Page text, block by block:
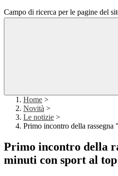
Campo di ricerca per le pagine del
Home >
Novità >
Le notizie >
Primo incontro della
Primo incontro della
minuti con sport al